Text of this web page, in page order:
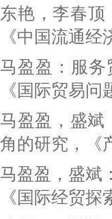
东艳，李春顶
《中国流通
马盈盈：服
《国际贸易
马盈盈，盛斌
角的研究，《
马盈盈，盛斌
《国际经贸